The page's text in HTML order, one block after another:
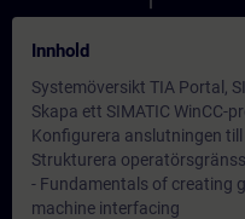
Innhold
Systemöversikt TIA Portal,
Skapa ett SIMATIC WinCC-
Konfigurera anslutningen
Strukturera
- Fundamentals of creating
machine interfacing